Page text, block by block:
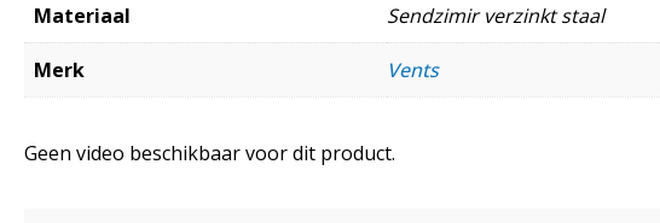
Materiaal Sendzimir verzinkt staal
Merk Vents
Geen video beschikbaar voor dit product.